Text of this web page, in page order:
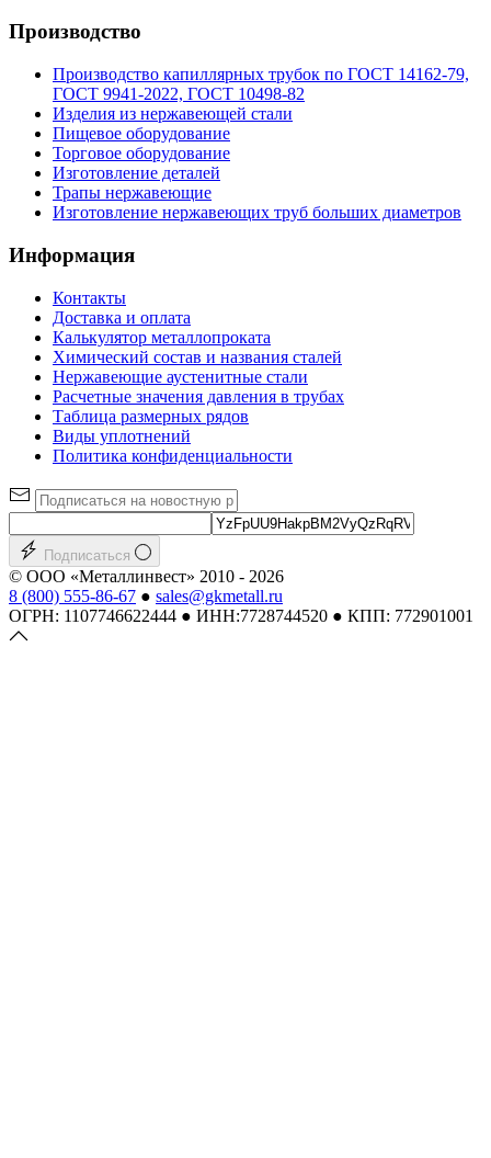
Производство
Производство капиллярных трубок по ГОСТ 14162-79,
ГОСТ 9941-2022, ГОСТ 10498-82
Изделия из нержавеющей стали
Пищевое оборудование
Торговое оборудование
Изготовление деталей
Трапы нержавеющие
Изготовление нержавеющих труб больших диаметров
Информация
Контакты
Доставка и оплата
Калькулятор металлопроката
Химический состав и названия сталей
Нержавеющие аустенитные стали
Расчетные значения давления в трубах
Таблица размерных рядов
Виды уплотнений
Политика конфиденциальности
Подписаться
© ООО «Металлинвест» 2010 - 2026
8 (800) 555-86-67 ● sales@gkmetall.ru
ОГРН: 1107746622444 ● ИНН:7728744520 ● КПП: 772901001